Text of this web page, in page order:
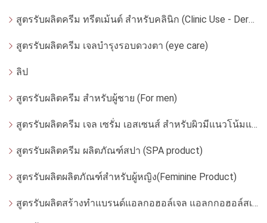
สูตรรับผลิตครีม ทรีตเม้นต์ สำหรับคลินิก (Clinic Use - Dermatologist)
สูตรรับผลิตครีม เจลบำรุงรอบดวงตา (eye care)
ลิป
สูตรรับผลิตครีม สำหรับผู้ชาย (For men)
สูตรรับผลิตครีม เจล เซรั่ม เอสเซนส์ สำหรับผิวมีแนวโน้มแพ้ง่าย
สูตรรับผลิตครีม ผลิตภัณฑ์สปา (SPA product)
สูตรรับผลิตผลิตภัณฑ์สำหรับผู้หญิง(Feminine Product)
สูตรรับผลิตสร้างทำแบรนด์แอลกอฮอล์เจล แอลกกอฮอล์สเปรย์ ล้างมือ